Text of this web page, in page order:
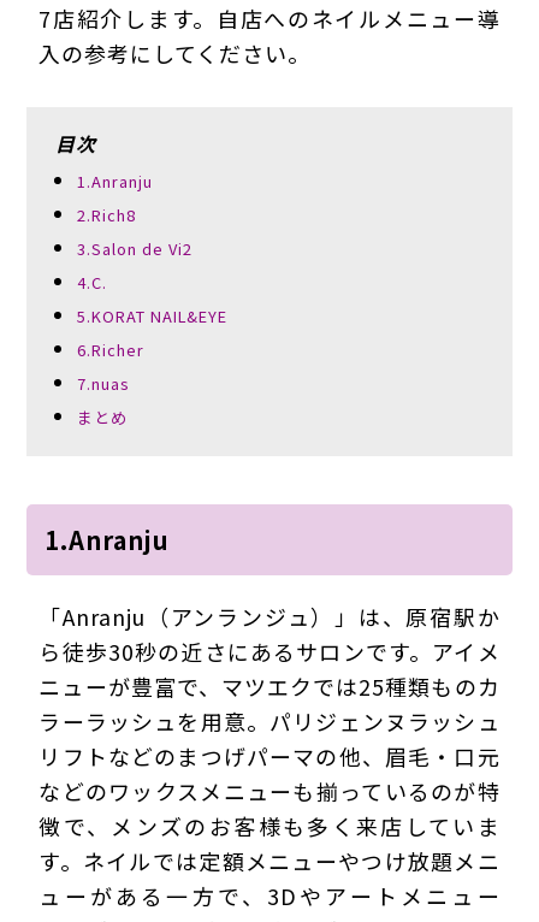
7店紹介します。自店へのネイルメニュー導
入の参考にしてください。
目次
1.Anranju
2.Rich8
3.Salon de Vi2
4.C.
5.KORAT NAIL&EYE
6.Richer
7.nuas
まとめ
1.Anranju
「Anranju（アンランジュ）」は、原宿駅か
ら徒歩30秒の近さにあるサロンです。アイメ
ニューが豊富で、マツエクでは25種類ものカ
ラーラッシュを用意。パリジェンヌラッシュ
リフトなどのまつげパーマの他、眉毛・口元
などのワックスメニューも揃っているのが特
徴で、メンズのお客様も多く来店していま
す。ネイルでは定額メニューやつけ放題メニ
ューがある一方で、3Dやアートメニュー